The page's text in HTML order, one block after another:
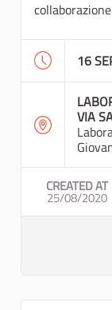
16
VIA
CREATED AT
25/08/2020